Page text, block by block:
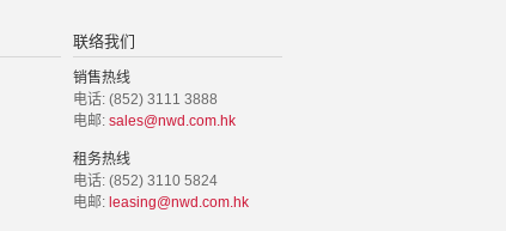
联络我们
销售热线
电话: (852) 3111 3888
电邮: sales@nwd.com.hk
租务热线
电话: (852) 3110 5824
电邮: leasing@nwd.com.hk